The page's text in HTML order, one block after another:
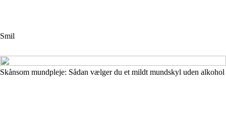
Smil
Skånsom mundpleje: Sådan vælger du et mildt mundskyl uden alkohol